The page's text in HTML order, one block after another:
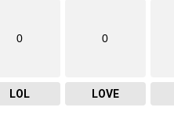
0
LOL
0
LOVE